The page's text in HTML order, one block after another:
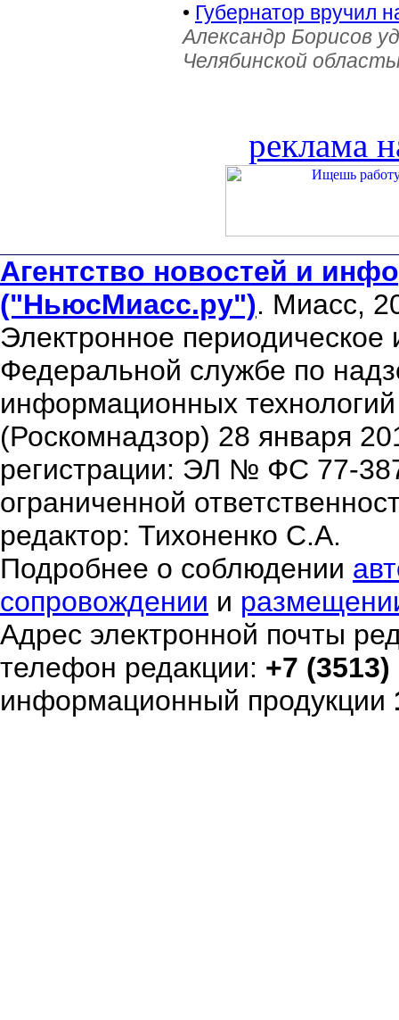
• Губернатор вручил
Александр Борисов
Челябинской
реклама
Агентство новостей и
("НьюсМиасс.ру"). Миасс,
Электронное периодическое
Федеральной службе по
информационных
(Роскомнадзор) 28 января
регистрации: ЭЛ № ФС 77-
ограниченной
редактор: Тихоненко С.А.
Подробнее о соблюдении
сопровождении и
Адрес электронной почты
телефон редакции: +7
информационный продукции